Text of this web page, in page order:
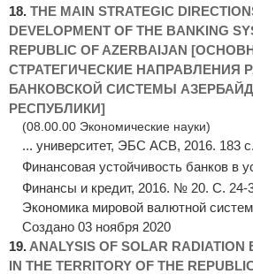
18. THE MAIN STRATEGIC
DEVELOPMENT OF THE BANKING
REPUBLIC OF AZERBAIJAN
СТРАТЕГИЧЕСКИЕ НАПРАВЛЕНИЯ
БАНКОВСКОЙ СИСТЕМЫ
РЕСПУБЛИКИ]
(08.00.00 Экономические науки)
... университет, ЭБС АСВ, 2016. 183
Финансовая устойчивость банков в
Финансы и кредит, 2016. № 20. С. 24-
Экономика мировой валютной
Создано 03 ноября 2020
19. ANALYSIS OF SOLAR RADIATION
IN THE TERRITORY OF THE